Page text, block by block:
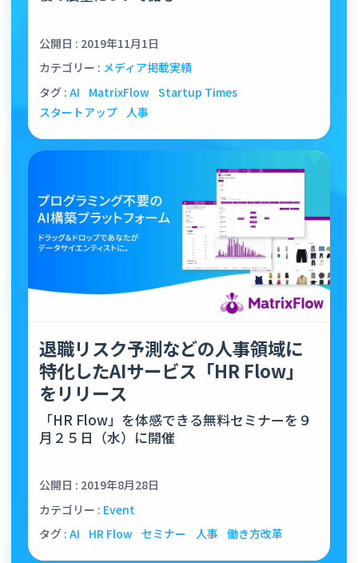
公開日 : 2019年11月1日
カテゴリー : メディア掲載実績
タグ : AI MatrixFlow Startup Times
スタートアップ
人事
退職リスク予測などの人事領域に
特化したAIサービス「HR Flow」
をリリース
「HR Flow」を体感できる無料セミナーを９
月２５日（水）に開催
公開日 : 2019年8月28日
カテゴリー : Event
タグ : AI HR Flow セミナー 人事 働き方改革